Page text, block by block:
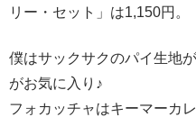
リー・セット」は1,150円。
僕はサックサクのパイ生地
がお気に入り♪
フォカッチャはキーマーカ